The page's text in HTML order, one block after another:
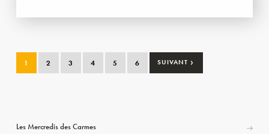
1 2 3 4 5 6 SUIVANT ›
Les Mercredis des Carmes